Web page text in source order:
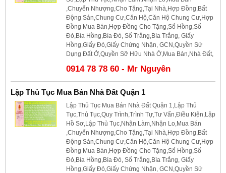
,Chuyển Nhượng,Cho Tặng,Tại Nhà,Hợp Đồng,Bất
Động Sản,Chung Cư,Căn Hộ,Căn Hộ Chung Cư,Hợp
Đồng Mua Bán,Hợp Đồng Cho Tặng,Sổ Hồng,Sổ
Đỏ,Bìa Hồng,Bìa Đỏ, Sổ Trắng,Bìa Trắng, Giấy
Hồng,Giấy Đỏ,Giấy Chứng Nhận, GCN,Quyền Sử
Dụng Đất Ở,Quyền Sỡ Hữu Nhà Ở,Mua Bán,Nhà Đất,
0914 78 78 60 - Mr Nguyên
Lập Thủ Tục Mua Bán Nhà Đất Quận 1
Lập Thủ Tục Mua Bán Nhà Đất Quận 1,Lập Thủ
Tục,Thủ Tục,Quy Trình,Trình Tự,Tư Vấn,Điều Kiện,Lập
Hồ Sơ,Lập Thủ Tục,Nhận Làm,Nhận Lo,Mua Bán
,Chuyển Nhượng,Cho Tặng,Tại Nhà,Hợp Đồng,Bất
Động Sản,Chung Cư,Căn Hộ,Căn Hộ Chung Cư,Hợp
Đồng Mua Bán,Hợp Đồng Cho Tặng,Sổ Hồng,Sổ
Đỏ,Bìa Hồng,Bìa Đỏ, Sổ Trắng,Bìa Trắng, Giấy
Hồng,Giấy Đỏ,Giấy Chứng Nhận, GCN,Quyền Sử